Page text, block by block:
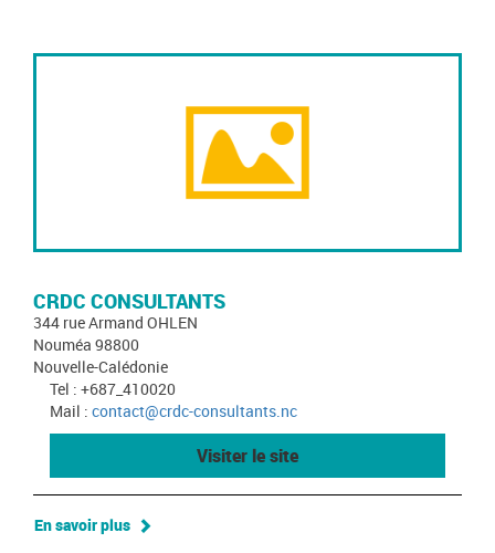
CRDC CONSULTANTS
344 rue Armand OHLEN
Nouméa 98800
Nouvelle-Calédonie
Tel : +687_410020
Mail : contact@crdc-consultants.nc
Visiter le site
En savoir plus